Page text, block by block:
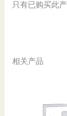
只有已购买此
相关产品